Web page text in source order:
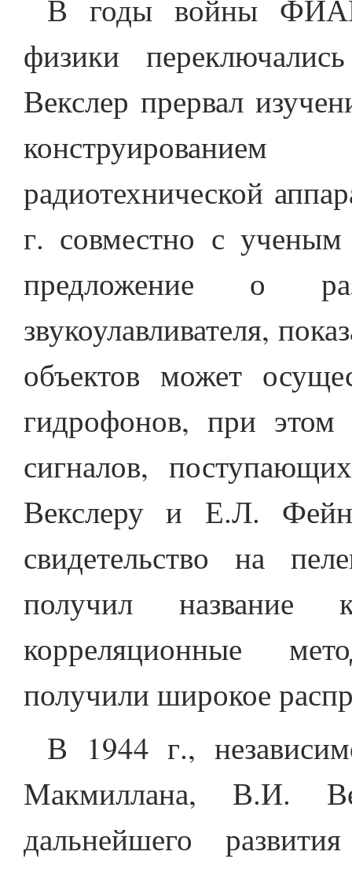
В годы войны
физики
Векслер прервал
радиотехнической
г. совместно с
предложение о
звукоулавливателя,
объектов может
гидрофонов, при этом
сигналов,
Векслеру и Е.Л.
свидетельство на
получил название
корреляционные
получили широкое
В 1944 г.,
Макмиллана, В.И.
дальнейшего